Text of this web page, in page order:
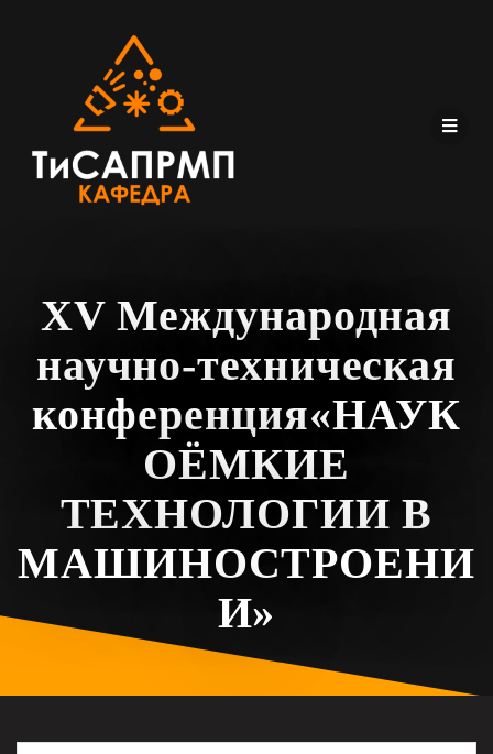
XV Международная
научно-техническая
конференция«НАУК
ОЁМКИЕ
ТЕХНОЛОГИИ В
МАШИНОСТРОЕНИ
И»